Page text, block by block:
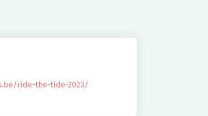
ride-the-tide-2023/